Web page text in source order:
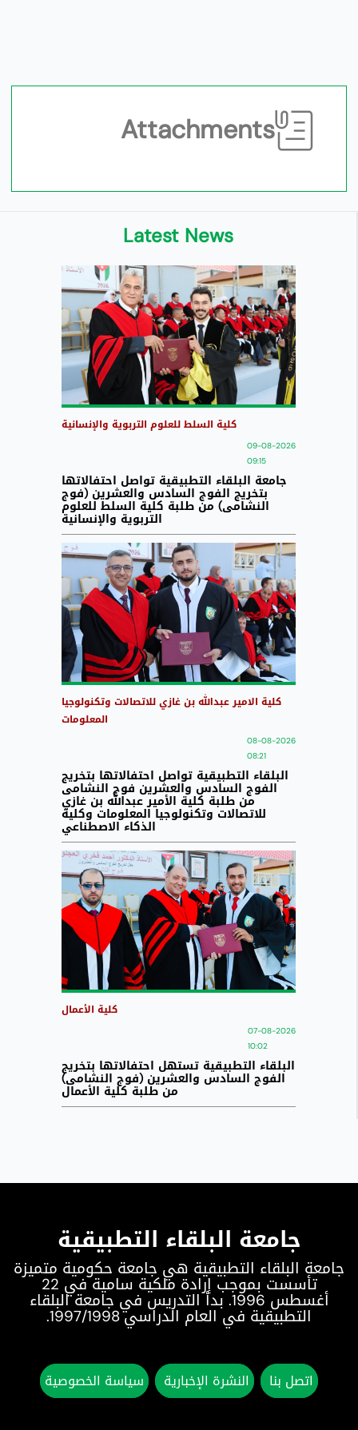
Attachments
Latest News
كلية السلط للعلوم التربوية والإنسانية
09-08-2026
09:15
جامعة البلقاء التطبيقية تواصل احتفالاتها
بتخريج الفوج السادس والعشرين (فوج
النشامى) من طلبة كلية السلط للعلوم
التربوية والإنسانية
كلية الامير عبدالله بن غازي للاتصالات وتكنولوجيا
المعلومات
08-08-2026
08:21
البلقاء التطبيقية تواصل احتفالاتها بتخريج
الفوج السادس والعشرين فوج النشامى
من طلبة كلية الأمير عبدالله بن غازي
للاتصالات وتكنولوجيا المعلومات وكلية
الذكاء الاصطناعي
كلية الأعمال
07-08-2026
10:02
البلقاء التطبيقية تستهل احتفالاتها بتخريج
الفوج السادس والعشرين (فوج النشامى)
من طلبة كلية الأعمال
جامعة البلقاء التطبيقية
جامعة البلقاء التطبيقية هي جامعة حكومية متميزة
تأسست بموجب إرادة ملكية سامية في 22
أغسطس 1996. بدأ التدريس في جامعة البلقاء
التطبيقية في العام الدراسي 1997/1998.
اتصل بنا النشرة الإخبارية سياسة الخصوصية